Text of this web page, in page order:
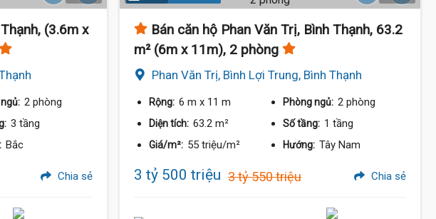
(3.6m x
2 phòng
3 tầng
Bắc
Chia sẻ
Bán căn hộ Phan Văn Trị, Bình Thạnh, 63.2
m² (6m x 11m), 2 phòng
Phan Văn Trị, Bình Lợi Trung, Bình Thạnh
Rộng: 6 m x 11 m Phòng ngủ: 2 phòng
Diện tích: 63.2 m² Số tầng: 1 tầng
Giá/m²: 55 triệu/m² Hướng: Tây Nam
3 tỷ 500 triệu 3 tỷ 550 triệu Chia sẻ